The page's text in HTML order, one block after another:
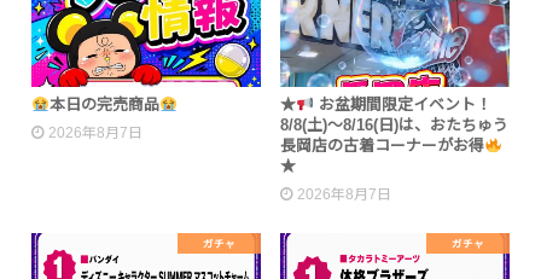
本日の完売商品
2026年8月7日
★
お盆期間限定イベント！
8/8(土)〜8/16(日)は、おたちゅう
長岡店の古着コーナーがお得
★
2026年8月7日
ガチャ ガチャ